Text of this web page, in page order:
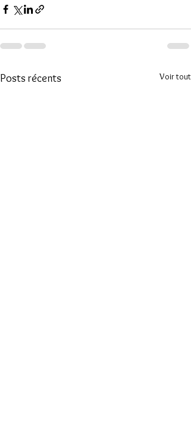
Posts récents Voir tout